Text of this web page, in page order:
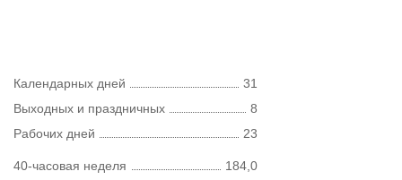
Календарных дней
31
Выходных и праздничных
8
Рабочих дней
23
40-часовая неделя
184,0